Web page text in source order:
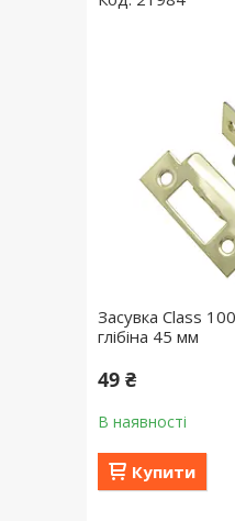
Засувка Class
глібіна 45 мм
49 ₴
В наявності
Купити